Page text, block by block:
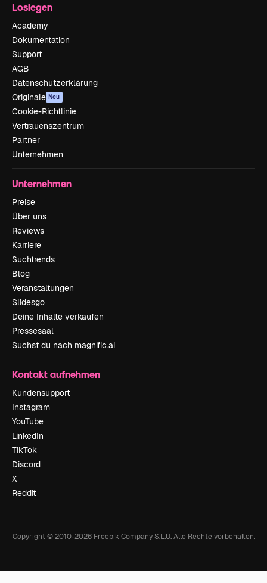
Loslegen
Academy
Dokumentation
Support
AGB
Datenschutzerklärung
Originale Neu
Cookie-Richtlinie
Vertrauenszentrum
Partner
Unternehmen
Unternehmen
Preise
Über uns
Reviews
Karriere
Suchtrends
Blog
Veranstaltungen
Slidesgo
Deine Inhalte verkaufen
Pressesaal
Suchst du nach magnific.ai
Kontakt aufnehmen
Kundensupport
Instagram
YouTube
LinkedIn
TikTok
Discord
X
Reddit
Copyright © 2010-2026Freepik Company S.L.U. Alle Rechte vorbehalten.